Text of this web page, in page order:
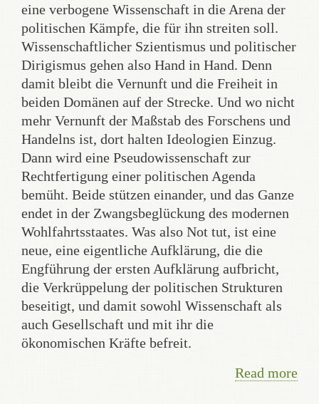
eine verbogene Wissenschaft in die Arena der
politischen Kämpfe, die für ihn streiten soll.
Wissenschaftlicher Szientismus und politischer
Dirigismus gehen also Hand in Hand. Denn
damit bleibt die Vernunft und die Freiheit in
beiden Domänen auf der Strecke. Und wo nicht
mehr Vernunft der Maßstab des Forschens und
Handelns ist, dort halten Ideologien Einzug.
Dann wird eine Pseudowissenschaft zur
Rechtfertigung einer politischen Agenda
bemüht. Beide stützen einander, und das Ganze
endet in der Zwangsbeglückung des modernen
Wohlfahrtsstaates. Was also Not tut, ist eine
neue, eine eigentliche Aufklärung, die die
Engführung der ersten Aufklärung aufbricht,
die Verkrüppelung der politischen Strukturen
beseitigt, und damit sowohl Wissenschaft als
auch Gesellschaft und mit ihr die
ökonomischen Kräfte befreit.
Read more